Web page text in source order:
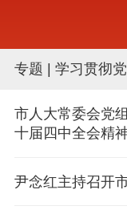
专题 | 学习贯彻
市人大常委会党
十届四中全会精
尹念红主持召开